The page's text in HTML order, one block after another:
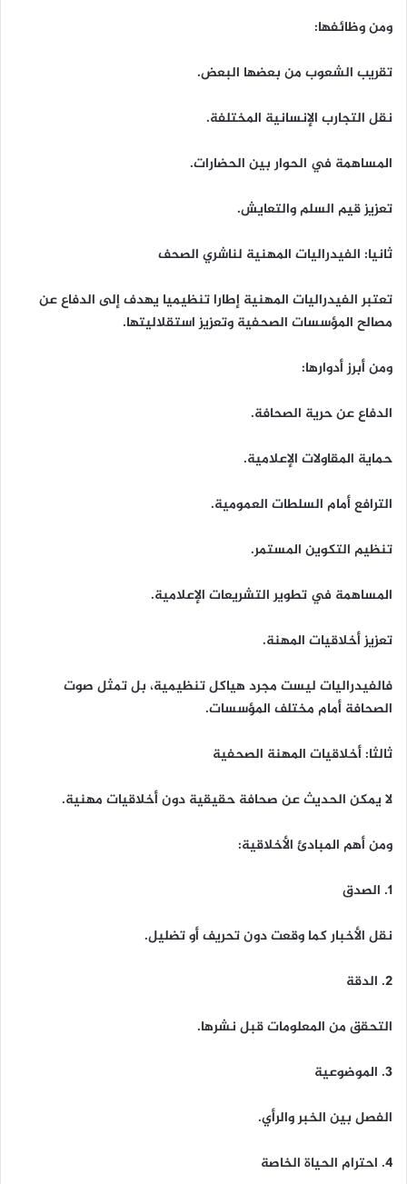
ومن وظائفها:
تقريب الشعوب من بعضها البعض.
نقل التجارب الإنسانية المختلفة.
المساهمة في الحوار بين الحضارات.
تعزيز قيم السلم والتعايش.
ثانيا: الفيدراليات المهنية لناشري الصحف
تعتبر الفيدراليات المهنية إطارا تنظيميا يهدف إلى الدفاع عن
مصالح المؤسسات الصحفية وتعزيز استقلاليتها.
ومن أبرز أدوارها:
الدفاع عن حرية الصحافة.
حماية المقاولات الإعلامية.
الترافع أمام السلطات العمومية.
تنظيم التكوين المستمر.
المساهمة في تطوير التشريعات الإعلامية.
تعزيز أخلاقيات المهنة.
فالفيدراليات ليست مجرد هياكل تنظيمية، بل تمثل صوت
الصحافة أمام مختلف المؤسسات.
ثالثا: أخلاقيات المهنة الصحفية
لا يمكن الحديث عن صحافة حقيقية دون أخلاقيات مهنية.
ومن أهم المبادئ الأخلاقية:
1. الصدق
نقل الأخبار كما وقعت دون تحريف أو تضليل.
2. الدقة
التحقق من المعلومات قبل نشرها.
3. الموضوعية
الفصل بين الخبر والرأي.
4. احترام الحياة الخاصة